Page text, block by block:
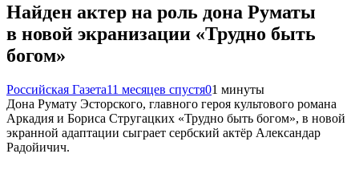
Найден актер на роль дона Руматы
в новой экранизации «Трудно быть
богом»
Российская Газета11 месяцев спустя01 минуты
Дона Румату Эсторского, главного героя культового романа
Аркадия и Бориса Стругацких «Трудно быть богом», в новой
экранной адаптации сыграет сербский актёр Александар
Радойичич.